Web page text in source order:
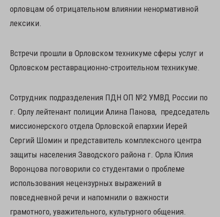
орловцам об отрицательном влиянии ненормативной
лексики.
Встречи прошли в Орловском техникуме сферы услуг и
Орловском реставрационно-строительном техникуме.
Сотрудник подразделения ПДН ОП №2 УМВД России по
г. Орлу лейтенант полиции Алина Панова, председатель
миссионерского отдела Орловской епархии Иерей
Сергий Шомин и представитель комплексного центра
защиты населения Заводского района г. Орла Юлия
Воронцова поговорили со студентами о проблеме
использования нецензурных выражений в
повседневной речи и напомнили о важности
грамотного, уважительного, культурного общения.